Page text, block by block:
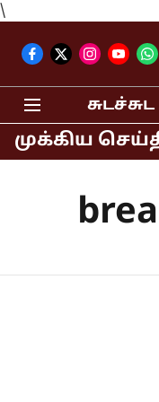
\
சுடச்சுட
முக்கிய